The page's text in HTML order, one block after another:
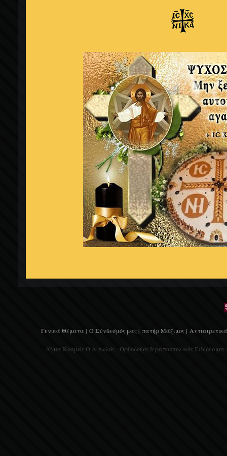
Γενικά Θέματα | Ο Σύνδεσμός μας | πατήρ Μάξιμος |
Άγιος Κοσμάς Ο Αιτωλός - Ορθόδοξος Ιεραποστολικός